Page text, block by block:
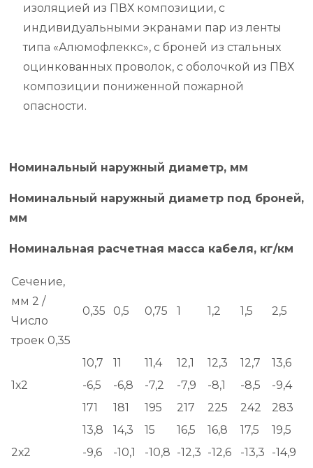
изоляцией из ПВХ композиции, с
индивидуальными экранами пар из ленты
типа «Алюмофлеккс», с броней из стальных
оцинкованных проволок, с оболочкой из ПВХ
композиции пониженной пожарной
опасности.
Номинальный наружный диаметр, мм
Номинальный наружный диаметр под броней,
мм
Номинальная расчетная масса кабеля, кг/км
Сечение,
мм 2 /
Число
троек 0,35
0,35 0,5 0,75 1 1,2 1,5 2,5
1х2
10,7 11 11,4 12,1 12,3 12,7
13,6
-6,5
-6,8 -7,2 -7,9 -8,1 -8,5
-9,4
171
181 195 217 225 242 283
2х2
13,8 14,3 15 16,5 16,8 17,5
19,5
-9,6
-10,1 -10,8 -12,3 -12,6 -13,3
-14,9